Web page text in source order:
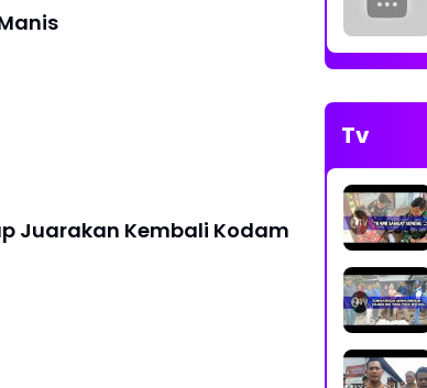
Juarakan Kembali Kodam
Tv